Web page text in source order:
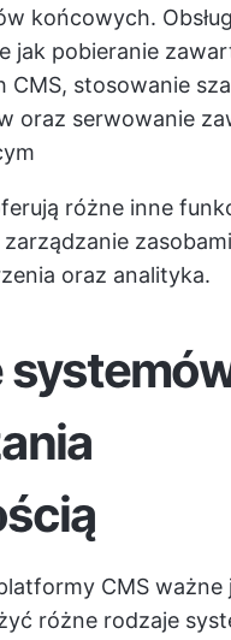
końcowych.
jak pobieranie
CMS, stosowanie
oraz serwowanie
różne inne
zarządzanie zasobami
oraz analityka.
CMS ważne
różne rodzaje